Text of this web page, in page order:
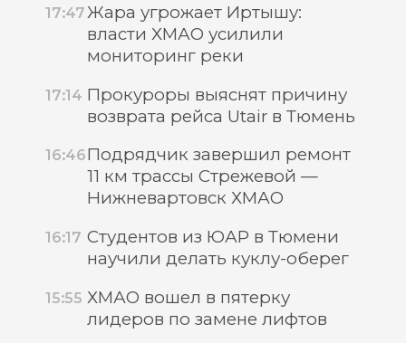
17:47Жара угрожает Иртышу:
власти ХМАО усилили
мониторинг реки
17:14 Прокуроры выяснят причину
возврата рейса Utair в Тюмень
16:46Подрядчик завершил ремонт
11 км трассы Стрежевой —
Нижневартовск ХМАО
16:17 Студентов из ЮАР в Тюмени
научили делать куклу-оберег
15:55 ХМАО вошел в пятерку
лидеров по замене лифтов